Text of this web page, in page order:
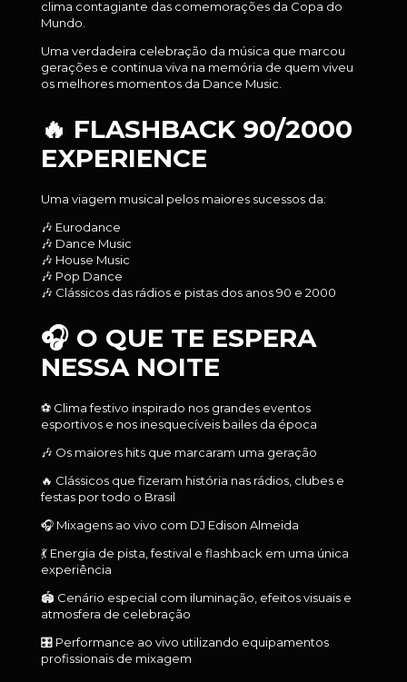
clima contagiante das comemorações da Copa do
Mundo.
Uma verdadeira celebração da música que marcou
gerações e continua viva na memória de quem viveu
os melhores momentos da Dance Music.
🔥 FLASHBACK 90/2000
EXPERIENCE
Uma viagem musical pelos maiores sucessos da:
🎶 Eurodance
🎶 Dance Music
🎶 House Music
🎶 Pop Dance
🎶 Clássicos das rádios e pistas dos anos 90 e 2000
🎧 O QUE TE ESPERA
NESSA NOITE
⚽ Clima festivo inspirado nos grandes eventos
esportivos e nos inesquecíveis bailes da época
🎶 Os maiores hits que marcaram uma geração
🔥 Clássicos que fizeram história nas rádios, clubes e
festas por todo o Brasil
🎧 Mixagens ao vivo com DJ Edison Almeida
💃 Energia de pista, festival e flashback em uma única
experiência
🏟️ Cenário especial com iluminação, efeitos visuais e
atmosfera de celebração
🎛️ Performance ao vivo utilizando equipamentos
profissionais de mixagem